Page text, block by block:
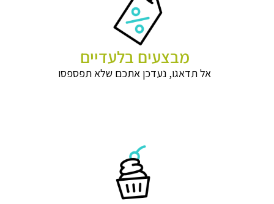
מבצעים בלעדיים
אל תדאגו, נעדכן אתכם שלא תפספסו